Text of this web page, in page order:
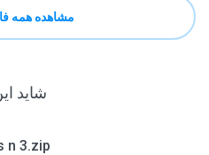
مشاهده همه
شاید
n 3.zip